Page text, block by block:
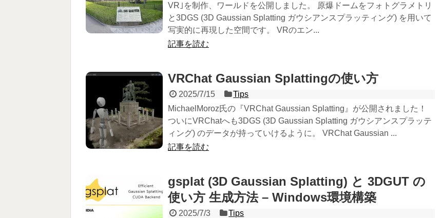
VR｣を制作、ワールドを公開しました。 原爆ドームをフォトグラメトリ
と3DGS (3D Gaussian Splatting ガウシアンスプラッティング) を用いて
写実的に再現した空間です。 VRのエン...
記事を読む
VRChat Gaussian Splattingの使い方
2025/7/15
Tips
MichaelMoroz氏の『VRChat Gaussian Splatting』が公開されました！
ついにVRChatへも3DGS (3D Gaussian Splatting ガウシアンスプラッテ
ィング) のデータが持っていけるように。 VRChat Gaussian ...
記事を読む
gsplat (3D Gaussian Splatting) と 3DGUT の
使い方 生成方法 – Windows環境構築
2025/7/3
Tips